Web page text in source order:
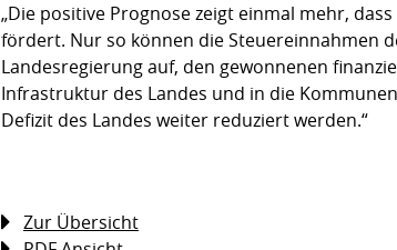
„Die positive Prognose zeigt einmal mehr,
fördert. Nur so können die Steuereinnahmen
Landesregierung auf, den gewonnenen
Infrastruktur des Landes und in die
Defizit des Landes weiter reduziert werden.“
Zur Übersicht